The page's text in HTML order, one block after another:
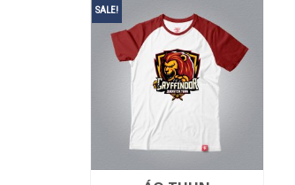
SALE!